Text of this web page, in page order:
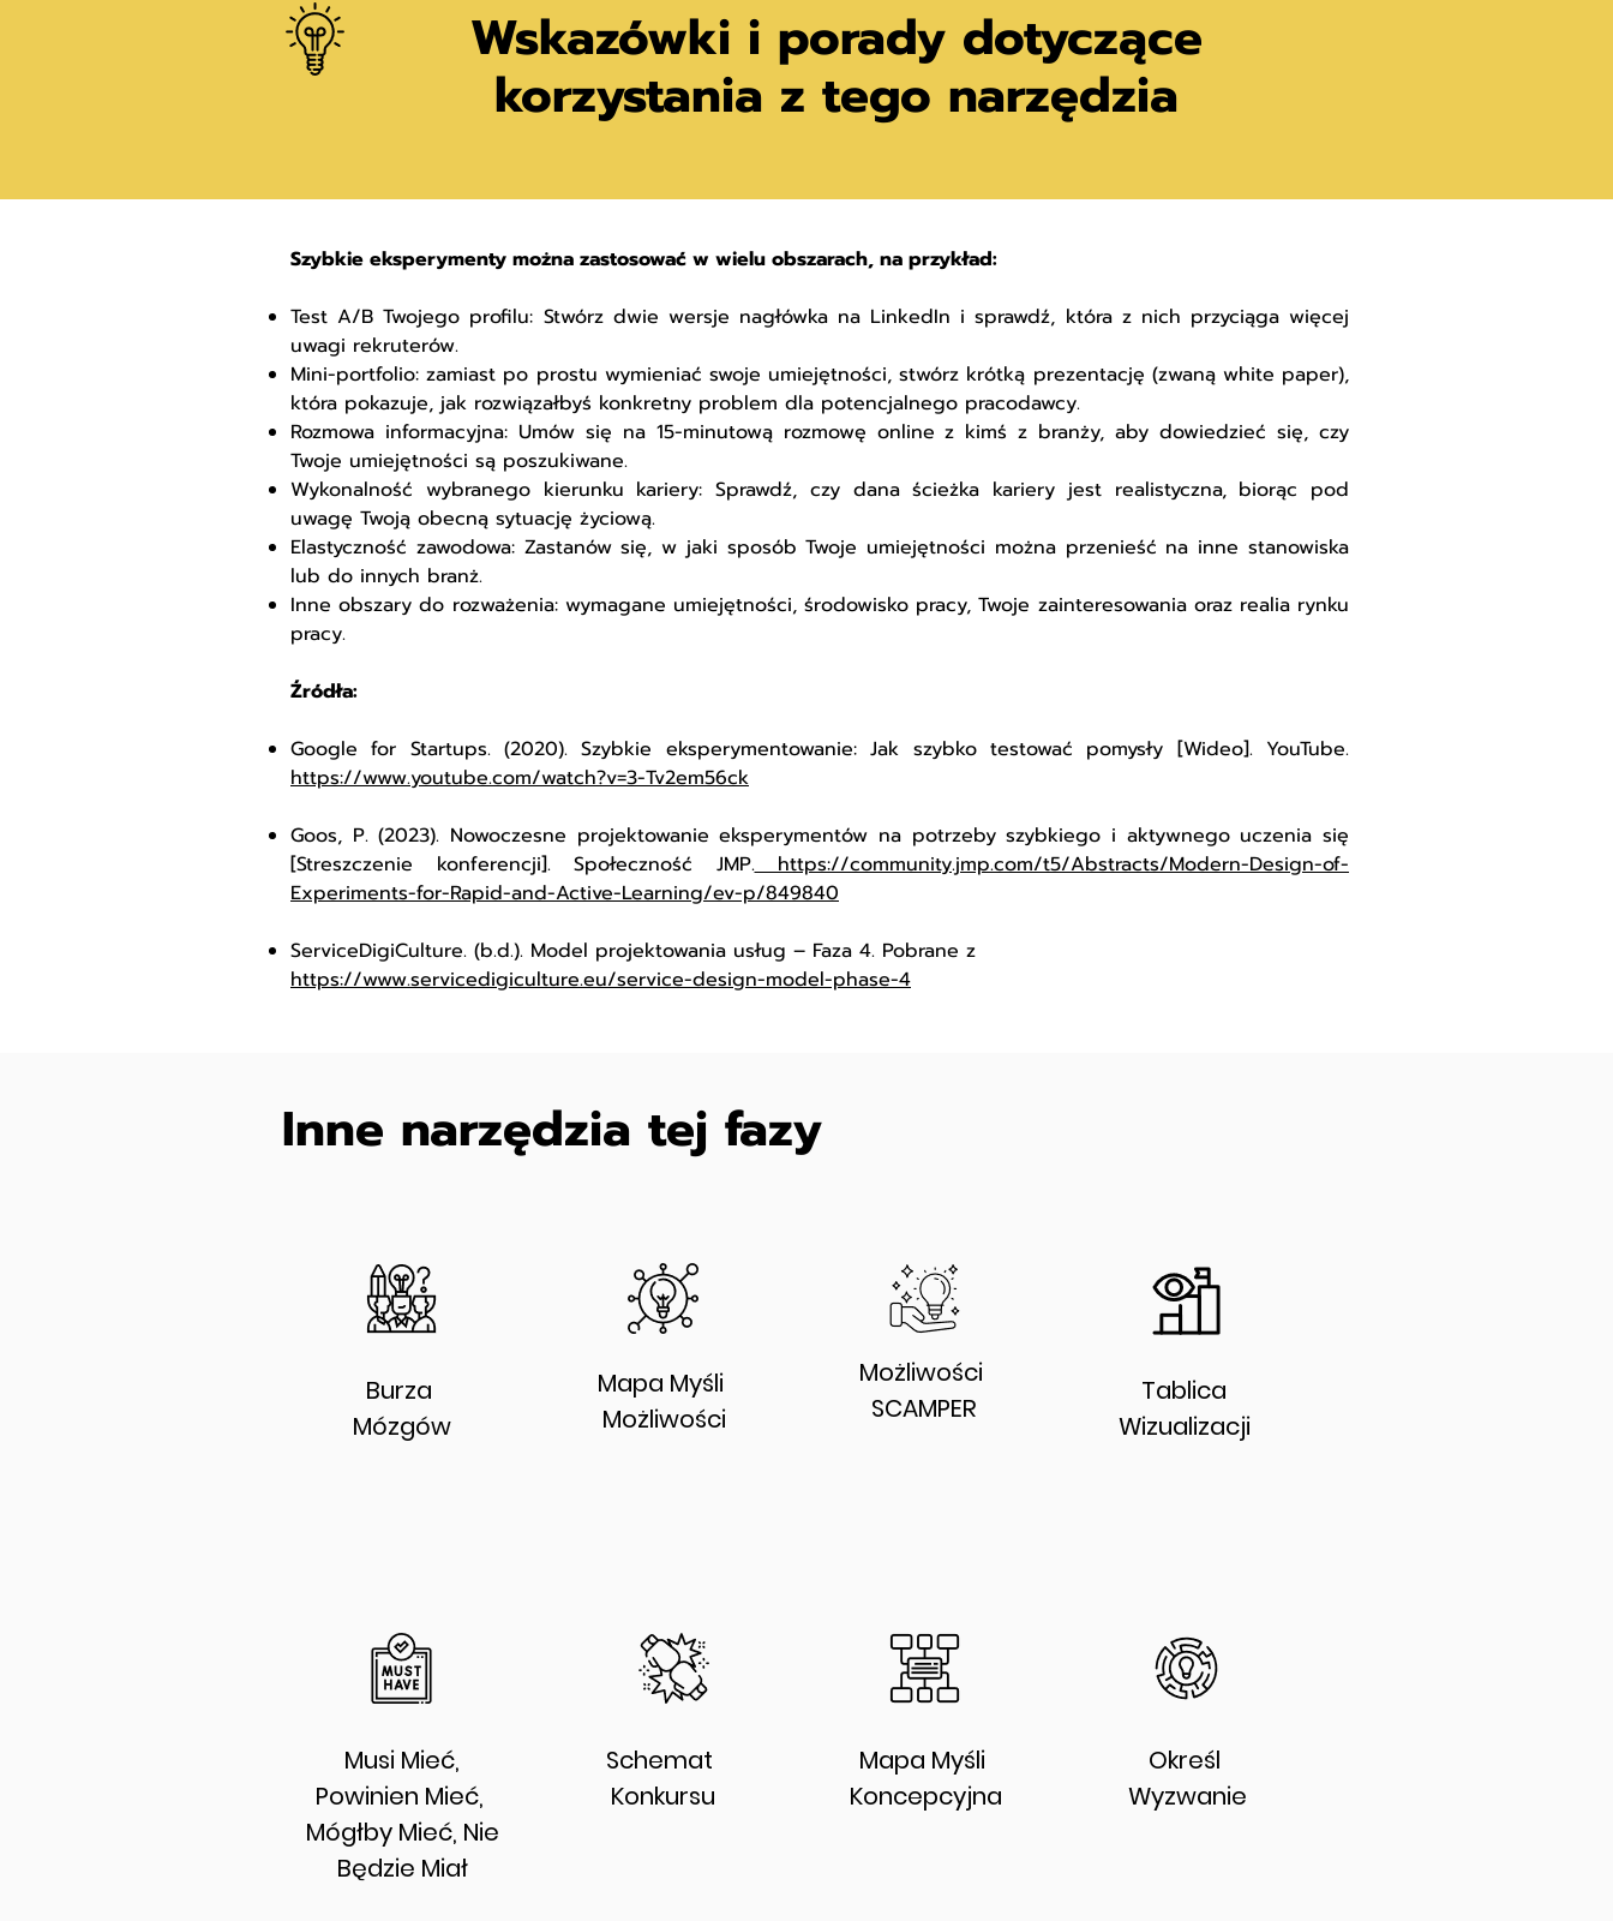
Wskazówki i porady dotyczące
korzystania z tego narzędzia
Szybkie eksperymenty można zastosować w wielu obszarach, na przykład:
Test A/B Twojego profilu: Stwórz dwie wersje nagłówka na LinkedIn i sprawdź, która z nich przyciąga więcej
uwagi rekruterów.
Mini-portfolio: zamiast po prostu wymieniać swoje umiejętności, stwórz krótką prezentację (zwaną white paper),
która pokazuje, jak rozwiązałbyś konkretny problem dla potencjalnego pracodawcy.
Rozmowa informacyjna: Umów się na 15-minutową rozmowę online z kimś z branży, aby dowiedzieć się, czy
Twoje umiejętności są poszukiwane.
Wykonalność wybranego kierunku kariery: Sprawdź, czy dana ścieżka kariery jest realistyczna, biorąc pod
uwagę Twoją obecną sytuację życiową.
Elastyczność zawodowa: Zastanów się, w jaki sposób Twoje umiejętności można przenieść na inne stanowiska
lub do innych branż.
Inne obszary do rozważenia: wymagane umiejętności, środowisko pracy, Twoje zainteresowania oraz realia rynku
pracy.
Źródła:
Google for Startups. (2020). Szybkie eksperymentowanie: Jak szybko testować pomysły [Wideo]. YouTube.
https://www.youtube.com/watch?v=3-Tv2em56ck
Goos, P. (2023). Nowoczesne projektowanie eksperymentów na potrzeby szybkiego i aktywnego uczenia się
[Streszczenie konferencji]. Społeczność JMP.https://community.jmp.com/t5/Abstracts/Modern-Design-of-
Experiments-for-Rapid-and-Active-Learning/ev-p/849840
ServiceDigiCulture. (b.d.). Model projektowania usług – Faza 4. Pobrane z
https://www.servicedigiculture.eu/service-design-model-phase-4
Inne narzędzia tej fazy
Burza
Mózgów
Mapa Myśli
Możliwości
Możliwości
SCAMPER
Tablica
Wizualizacji
Musi Mieć,
Powinien Mieć,
Mógłby Mieć, Nie
Będzie Miał
Schemat
Konkursu
Mapa Myśli
Koncepcyjna
Określ
Wyzwanie